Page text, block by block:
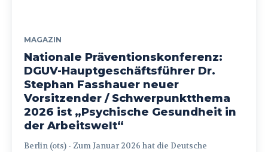
MAGAZIN
Nationale Präventionskonferenz:
DGUV-Hauptgeschäftsführer Dr.
Stephan Fasshauer neuer
Vorsitzender / Schwerpunktthema
2026 ist „Psychische Gesundheit in
der Arbeitswelt“
Berlin (ots) - Zum Januar 2026 hat die Deutsche